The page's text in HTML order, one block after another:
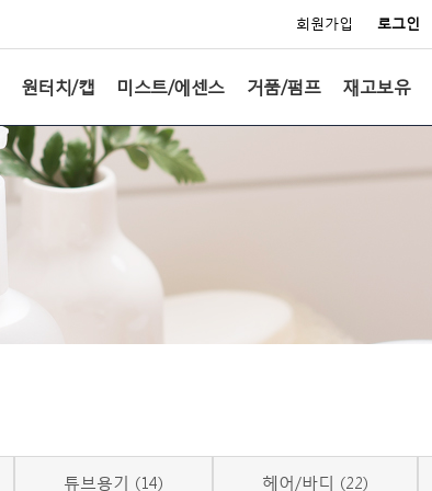
회원가입 로그인
원터치/캡 미스트/에센스 거품/펌프 재고보유
튜브용기 (14) 헤어/바디 (22)